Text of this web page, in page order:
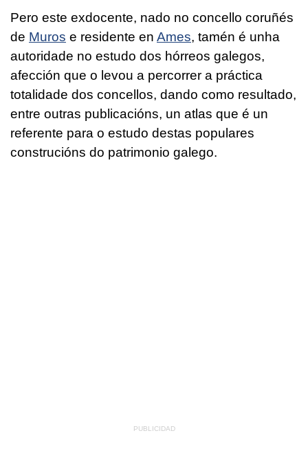
Pero este exdocente, nado no concello coruñés
de Muros e residente en Ames, tamén é unha
autoridade no estudo dos hórreos galegos,
afección que o levou a percorrer a práctica
totalidade dos concellos, dando como resultado,
entre outras publicacións, un atlas que é un
referente para o estudo destas populares
construcións do patrimonio galego.